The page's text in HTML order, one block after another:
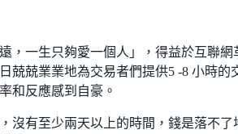
，一生只夠愛一個人」，得益於互聯網
兢兢業業地為交易者們提供5 -8 小時的
和反應感到自豪。
沒有至少兩天以上的時間，錢是落不